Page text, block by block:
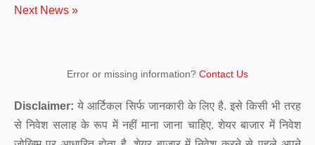
Next News »
Error or missing information? Contact Us
Disclaimer: ये आर्टिकल सिर्फ जानकारी के लिए है. इसे किसी भी तरह
से निवेश सलाह के रूप में नहीं माना जाना चाहिए. शेयर बाजार में निवेश